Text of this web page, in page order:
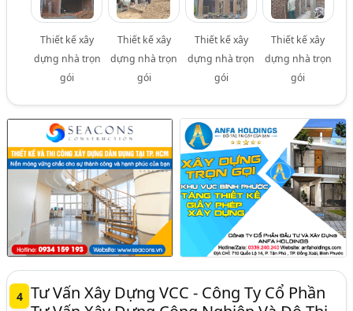
Thiết kế xây
dựng nhà trọn
gói
Thiết kế xây
dựng nhà trọn
gói
Thiết kế xây
dựng nhà trọn
gói
Thiết kế xây
dựng nhà trọn
gói
4 Tư Vấn Xây Dựng VCC - Công Ty Cổ Phần